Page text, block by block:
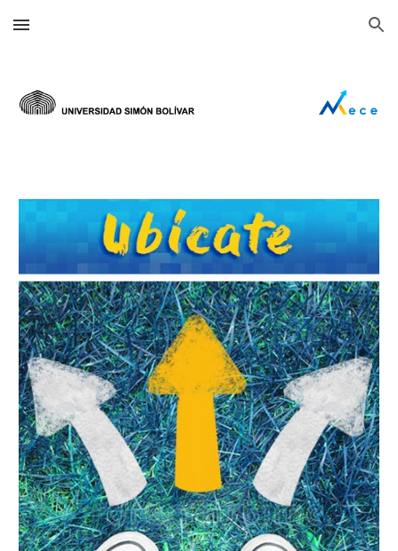
Skip to main content Skip to navigation